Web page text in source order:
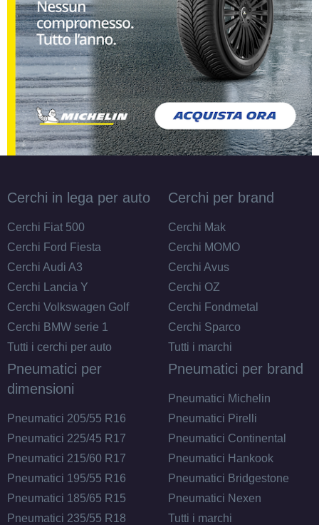
Cerchi in lega per auto
Cerchi Fiat 500
Cerchi Ford Fiesta
Cerchi Audi A3
Cerchi Lancia Y
Cerchi Volkswagen Golf
Cerchi BMW serie 1
Tutti i cerchi per auto
Cerchi per brand
Cerchi Mak
Cerchi MOMO
Cerchi Avus
Cerchi OZ
Cerchi Fondmetal
Cerchi Sparco
Tutti i marchi
Pneumatici per
dimensioni
Pneumatici 205/55 R16
Pneumatici 225/45 R17
Pneumatici 215/60 R17
Pneumatici 195/55 R16
Pneumatici 185/65 R15
Pneumatici 235/55 R18
Pneumatici per brand
Pneumatici Michelin
Pneumatici Pirelli
Pneumatici Continental
Pneumatici Hankook
Pneumatici Bridgestone
Pneumatici Nexen
Tutti i marchi